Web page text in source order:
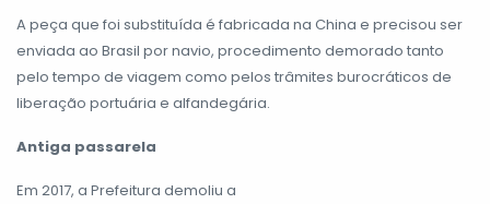
A peça que foi substituída é fabricada na China e precisou ser
enviada ao Brasil por navio, procedimento demorado tanto
pelo tempo de viagem como pelos trâmites burocráticos de
liberação portuária e alfandegária.
Antiga passarela
Em 2017, a Prefeitura demoliu a